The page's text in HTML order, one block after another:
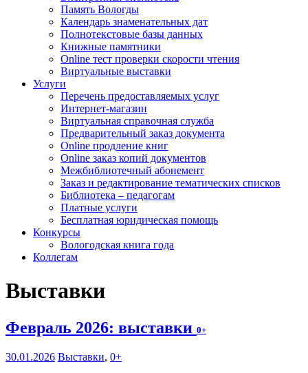
Память Вологды
Календарь знаменательных дат
Полнотекстовые базы данных
Книжные памятники
Online тест проверки скорости чтения
Виртуальные выставки
Услуги
Перечень предоставляемых услуг
Интернет-магазин
Виртуальная справочная служба
Предварительный заказ документа
Online продление книг
Online заказ копий документов
Межбиблиотечный абонемент
Заказ и редактирование тематических списков
Библиотека – педагогам
Платные услуги
Бесплатная юридическая помощь
Конкурсы
Вологодская книга года
Коллегам
Выставки
Февраль 2026: выставки 0+
30.01.2026 Выставки, 0+